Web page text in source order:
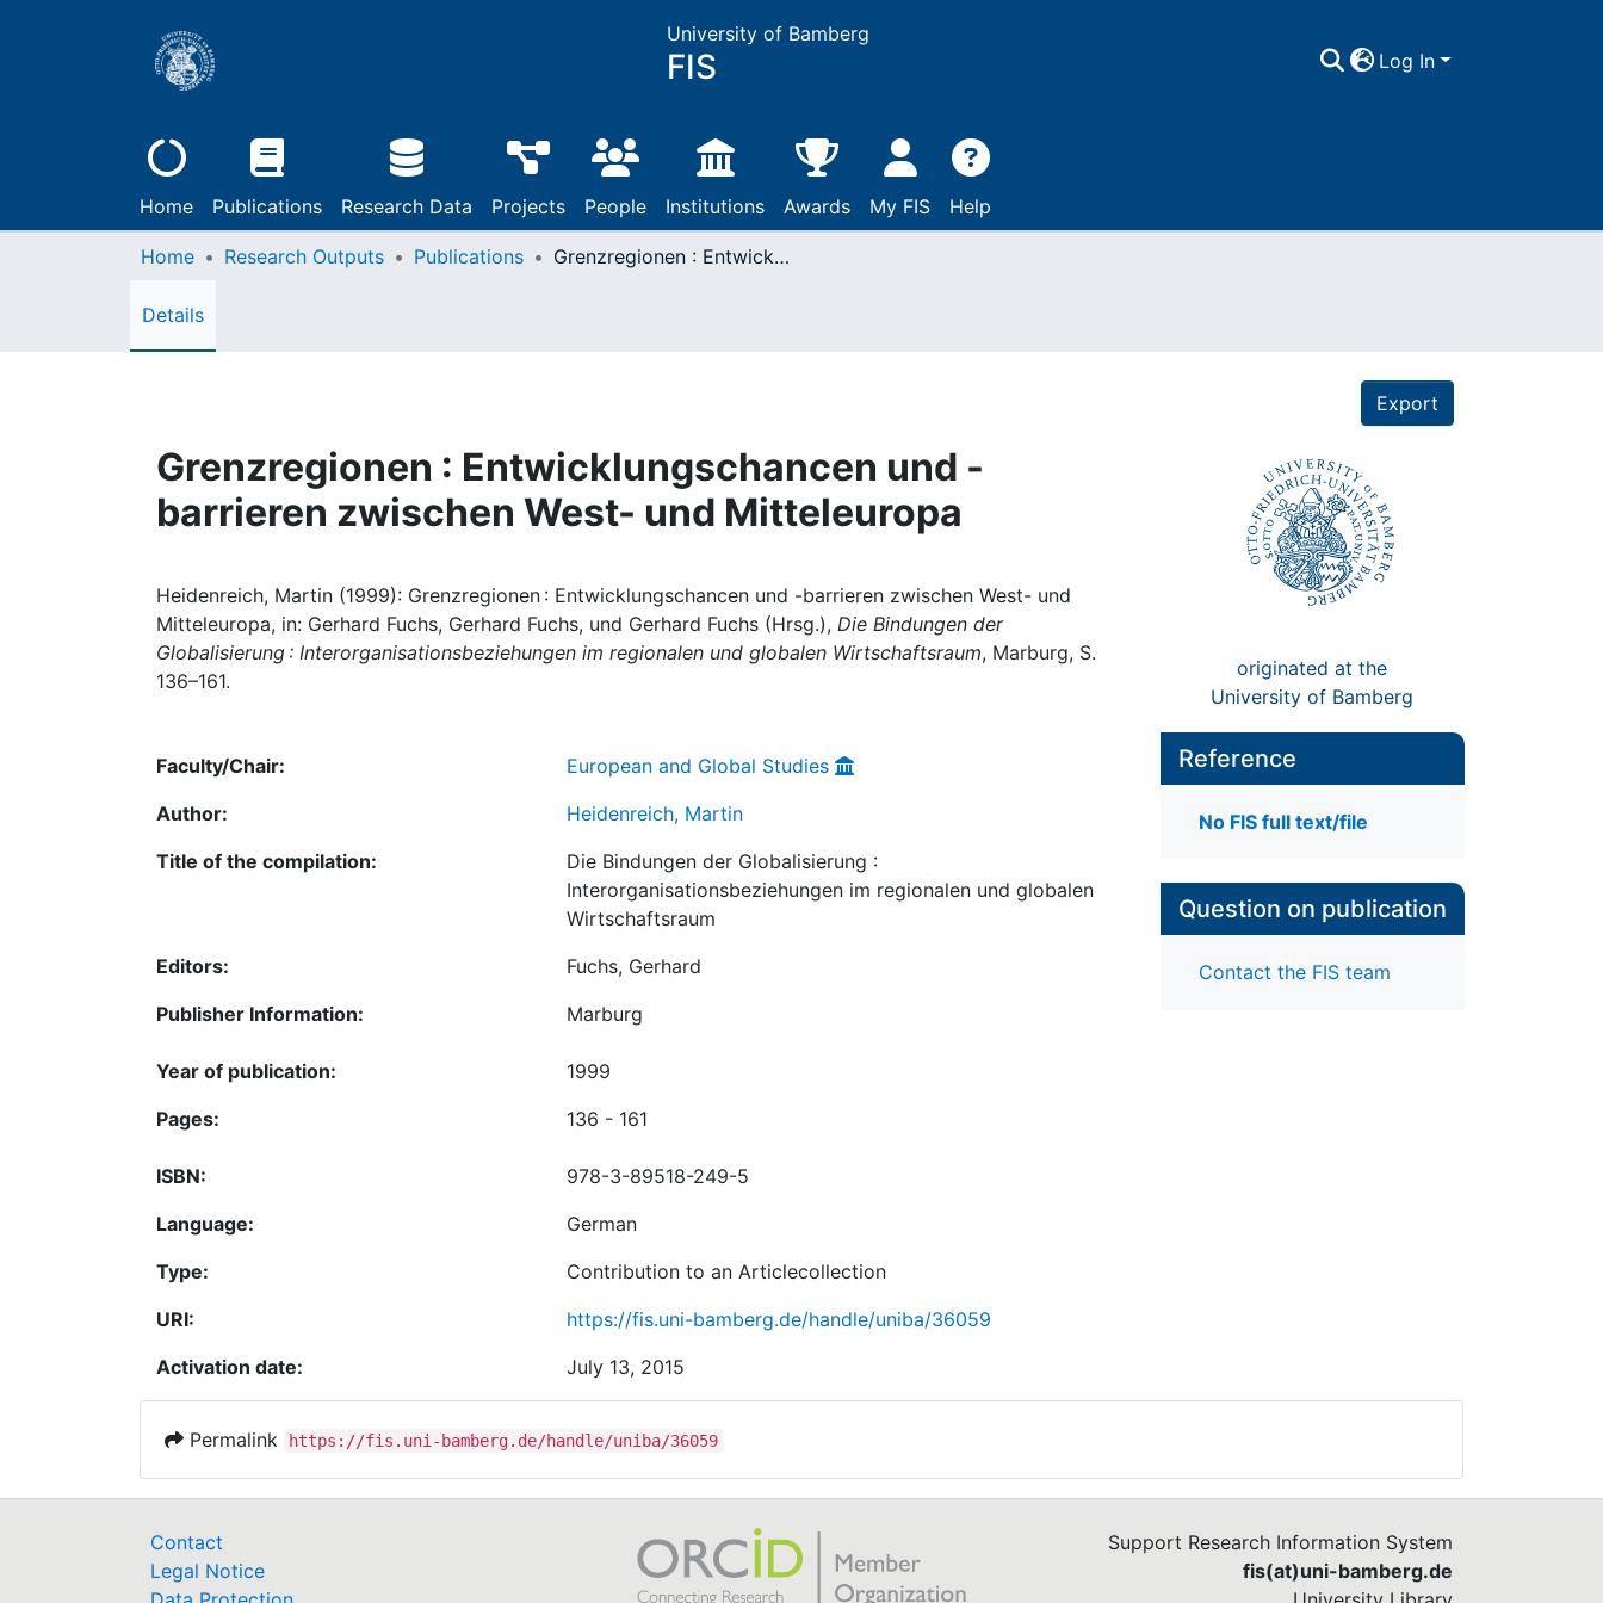
University of Bamberg
FIS Log In
Home Publications Research Data Projects People Institutions Awards My FIS Help
Home Research Outputs Publications Grenzregionen : Entwicklungschancen und -barrieren zwischen West- und Mitteleuropa
Details
Export
Grenzregionen : Entwicklungschancen und -
barrieren zwischen West- und Mitteleuropa
Heidenreich, Martin (1999): Grenzregionen : Entwicklungschancen und -barrieren zwischen West- und
Mitteleuropa, in: Gerhard Fuchs, Gerhard Fuchs, und Gerhard Fuchs (Hrsg.), Die Bindungen der
Globalisierung : Interorganisationsbeziehungen im regionalen und globalen Wirtschaftsraum, Marburg, S.
136–161.
originated at the
University of Bamberg
Faculty/Chair:
European and Global Studies
Author:
Heidenreich, Martin
Title of the compilation:
Die Bindungen der Globalisierung :
Interorganisationsbeziehungen im regionalen und globalen
Wirtschaftsraum
Editors:
Fuchs, Gerhard
Publisher Information:
Marburg
Year of publication:
1999
Pages:
136 - 161
ISBN:
978-3-89518-249-5
Language:
German
Type:
Contribution to an Articlecollection
URI:
https://fis.uni-bamberg.de/handle/uniba/36059
Activation date:
July 13, 2015
Reference
No FIS full text/file
Question on publication
Contact the FIS team
Permalink https://fis.uni-bamberg.de/handle/uniba/36059
Contact
Legal Notice
Support Research Information System
fis(at)uni-bamberg.de